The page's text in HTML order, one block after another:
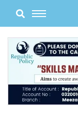
content